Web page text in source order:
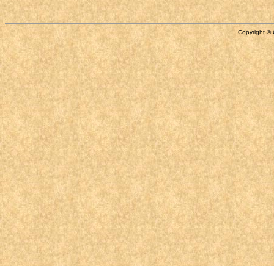
Copyright ©